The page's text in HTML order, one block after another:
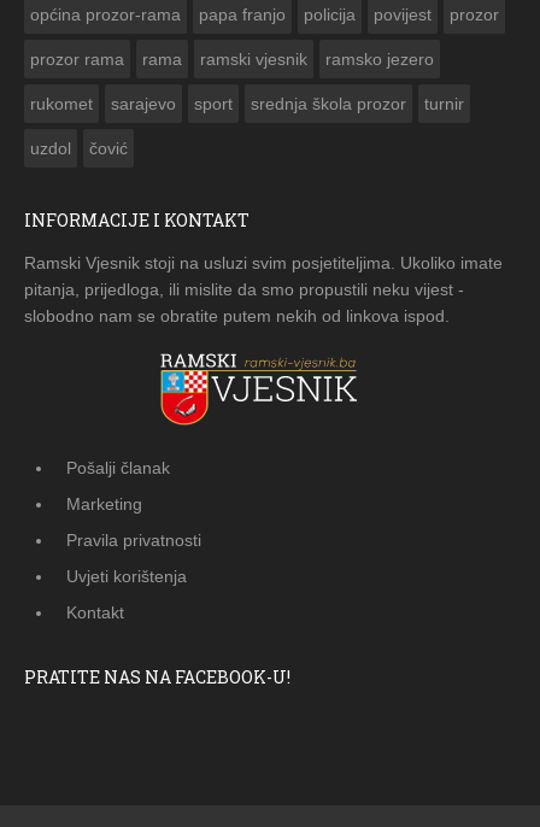
općina prozor-rama papa franjo policija povijest prozor
prozor rama rama ramski vjesnik ramsko jezero
rukomet sarajevo sport srednja škola prozor turnir
uzdol čović
INFORMACIJE I KONTAKT
Ramski Vjesnik stoji na usluzi svim posjetiteljima. Ukoliko imate
pitanja, prijedloga, ili mislite da smo propustili neku vijest -
slobodno nam se obratite putem nekih od linkova ispod.
Pošalji članak
Marketing
Pravila privatnosti
Uvjeti korištenja
Kontakt
PRATITE NAS NA FACEBOOK-U!